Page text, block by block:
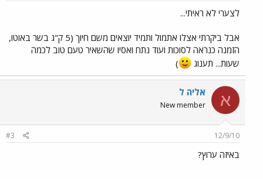
לצערי לא ראיתי...
אבל ביקרתי אצלו אתמול ותמיד יוצאים משם חיוך (5 ק"ג בשר באוטו,
הזמנה כנראה לסוכות ועוד נתח ואסיו שהשאיר טעם טוב לכמה
שעות... תענוג
)
א אליה ל
New member
12/9/10
#3
באיזה ערוץ?